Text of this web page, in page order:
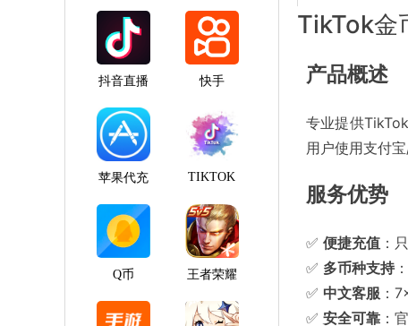
抖音直播 快手
苹果代充 TIKTOK
Q币 王者荣耀
TikTok金
产品概述
专业提供
用户使用支付宝
服务优势
✅ 便捷充值 ：
✅ 多币种支持
✅ 中文客服 ：
✅ 安全可靠 ：